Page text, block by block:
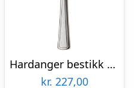
Hardanger bestikk Ramona Kagespade
kr. 227,00